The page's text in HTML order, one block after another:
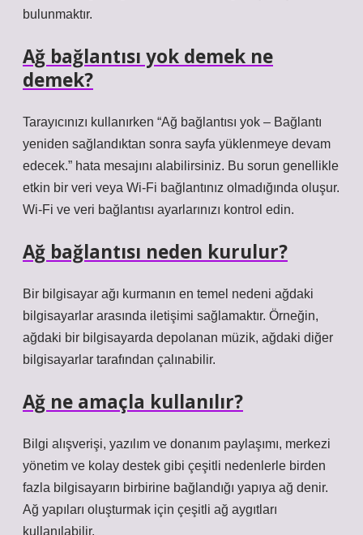
bulunmaktır.
Ağ bağlantısı yok demek ne
demek?
Tarayıcınızı kullanırken “Ağ bağlantısı yok – Bağlantı
yeniden sağlandıktan sonra sayfa yüklenmeye devam
edecek.” hata mesajını alabilirsiniz. Bu sorun genellikle
etkin bir veri veya Wi-Fi bağlantınız olmadığında oluşur.
Wi-Fi ve veri bağlantısı ayarlarınızı kontrol edin.
Ağ bağlantısı neden kurulur?
Bir bilgisayar ağı kurmanın en temel nedeni ağdaki
bilgisayarlar arasında iletişimi sağlamaktır. Örneğin,
ağdaki bir bilgisayarda depolanan müzik, ağdaki diğer
bilgisayarlar tarafından çalınabilir.
Ağ ne amaçla kullanılır?
Bilgi alışverişi, yazılım ve donanım paylaşımı, merkezi
yönetim ve kolay destek gibi çeşitli nedenlerle birden
fazla bilgisayarın birbirine bağlandığı yapıya ağ denir.
Ağ yapıları oluşturmak için çeşitli ağ aygıtları
kullanılabilir.